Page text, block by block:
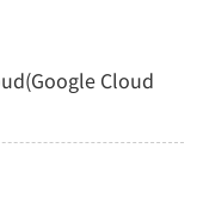
Cloud